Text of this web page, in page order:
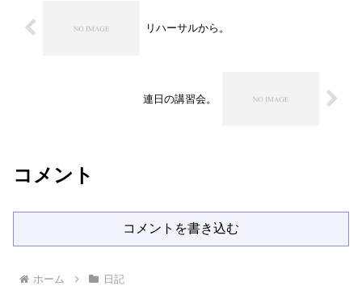
リハーサルから。
連日の講習会。
コメント
コメントを書き込む
ホーム 日記